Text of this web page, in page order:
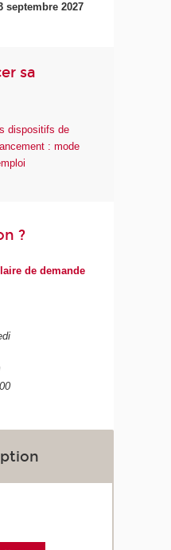
septembre 2027
sa
dispositifs de
: mode
?
de demande